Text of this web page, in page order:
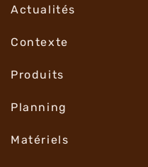
Actualités
Contexte
Produits
Planning
Matériels